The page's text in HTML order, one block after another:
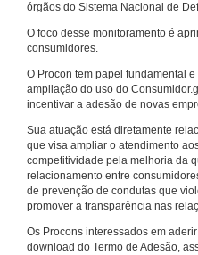
órgãos do Sistema Nacional de
O foco desse monitoramento é
consumidores.
O Procon tem papel fundamental
ampliação do uso do
incentivar a adesão de novas
Sua atuação está diretamente
que visa ampliar o atendimento
competitividade pela melhoria da
relacionamento entre
de prevenção de condutas que
promover a transparência nas
Os Procons interessados em
download do Termo de Adesão,